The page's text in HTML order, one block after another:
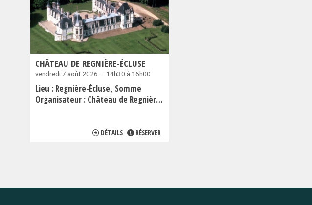
CHÂTEAU DE REGNIÈRE-ÉCLUSE
vendredi 7 août 2026 — 14h30 à 16h00
Lieu : Regnière-Écluse Somme
Organisateur : Château de Regnière-Écluse
DÉTAILS RÉSERVER